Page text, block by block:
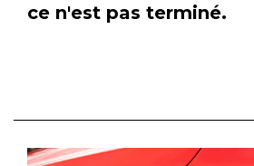
ce n'est pas terminé.